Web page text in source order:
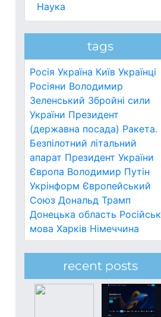
Наука
tags
Росія Україна Київ Українці
Росіяни Володимир
Зеленський Збройні сили
України Президент
(державна посада) Ракета.
Безпілотний літальний
апарат Президент України
Європа Володимир Путін
Укрінформ Європейський
Союз Дональд Трамп
Донецька область
мова Харків Німеччина
recent posts